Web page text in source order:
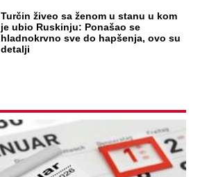
Turčin živeo sa ženom u stanu u kom
je ubio Ruskinju: Ponašao se
hladnokrvno sve do hapšenja, ovo su
detalji